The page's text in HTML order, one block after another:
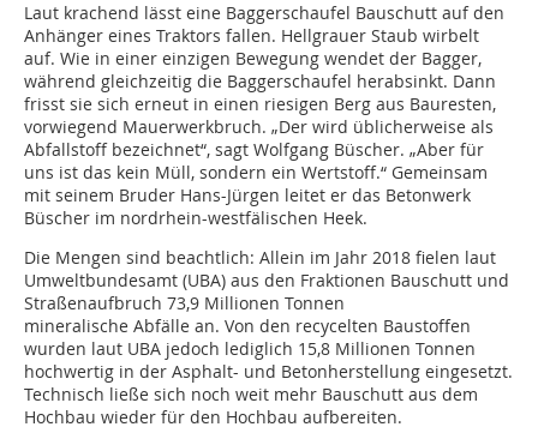
Laut krachend lässt eine Baggerschaufel Bauschutt auf den
Anhänger eines Traktors fallen. Hellgrauer Staub wirbelt
auf. Wie in einer einzigen Bewegung wendet der Bagger,
während gleichzeitig die Baggerschaufel herabsinkt. Dann
frisst sie sich erneut in einen riesigen Berg aus Bauresten,
vorwiegend Mauerwerkbruch. „Der wird üblicherweise als
Abfallstoff bezeichnet“, sagt Wolfgang Büscher. „Aber für
uns ist das kein Müll, sondern ein Wertstoff.“ Gemeinsam
mit seinem Bruder Hans-Jürgen leitet er das Betonwerk
Büscher im nordrhein-westfälischen Heek.
Die Mengen sind beachtlich: Allein im Jahr 2018 fielen laut
Umweltbundesamt (UBA) aus den Fraktionen Bauschutt und
Straßenaufbruch 73,9 Millionen Tonnen
mineralische Abfälle an. Von den recycelten Baustoffen
wurden laut UBA jedoch lediglich 15,8 Millionen Tonnen
hochwertig in der Asphalt- und Betonherstellung eingesetzt.
Technisch ließe sich noch weit mehr Bauschutt aus dem
Hochbau wieder für den Hochbau aufbereiten.